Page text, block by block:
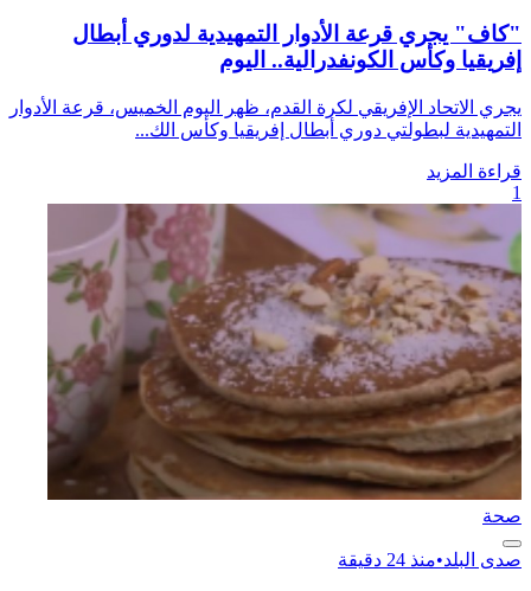
"كاف" يجري قرعة الأدوار التمهيدية لدوري أبطال
إفريقيا وكأس الكونفدرالية.. اليوم
يجري الاتحاد الإفريقي لكرة القدم، ظهر اليوم الخميس، قرعة الأدوار
التمهيدية لبطولتي دوري أبطال إفريقيا وكأس الك...
قراءة المزيد
1
صحة
صدى البلد•منذ 24 دقيقة